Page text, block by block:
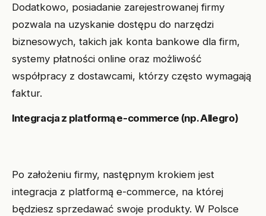
Dodatkowo, posiadanie zarejestrowanej firmy
pozwala na uzyskanie dostępu do narzędzi
biznesowych, takich jak konta bankowe dla firm,
systemy płatności online oraz możliwość
współpracy z dostawcami, którzy często wymagają
faktur.
Integracja z platformą e-commerce (np. Allegro)
Po założeniu firmy, następnym krokiem jest
integracja z platformą e-commerce, na której
będziesz sprzedawać swoje produkty. W Polsce